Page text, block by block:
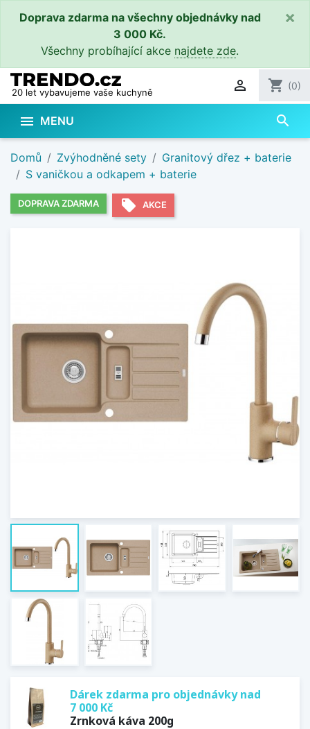
Doprava zdarma na všechny objednávky nad
3 000 Kč.
Všechny probíhající akce najdete zde.
×
20 let vybavujeme vaše kuchyně  shopping_cart (0)
 MENU search
Domů Zvýhodněné sety
Granitový dřez + baterie
S vaničkou a odkapem + baterie
DOPRAVA ZDARMA local_offer AKCE
Dárek zdarma pro objednávky nad
7 000 Kč
Zrnková káva 200g